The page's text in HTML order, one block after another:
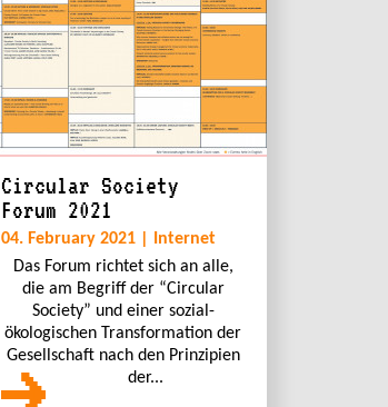
Circular Society
Forum 2021
04. February 2021 | Internet
Das Forum richtet sich an alle,
die am Begriff der “Circular
Society” und einer sozial-
ökologischen Transformation der
Gesellschaft nach den Prinzipien
der...